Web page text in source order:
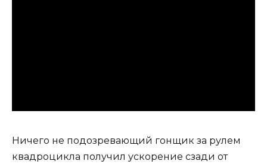
Ничего не подозревающий гонщик за рулем
квадроцикла получил ускорение сзади от